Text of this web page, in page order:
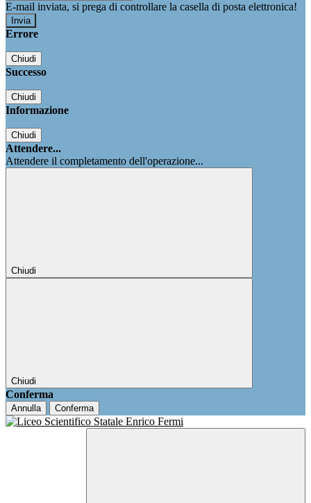
E-mail inviata, si prega di controllare la casella di posta elettronica!
Errore
Chiudi
Successo
Chiudi
Informazione
Chiudi
Attendere...
Attendere il completamento dell'operazione...
Chiudi
Chiudi
Conferma
Annulla Conferma